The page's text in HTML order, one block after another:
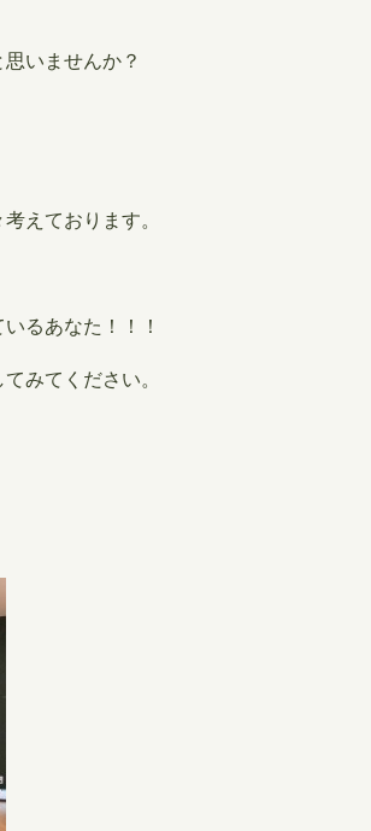
いませんか？
えております。
るあなた！！！
みてください。